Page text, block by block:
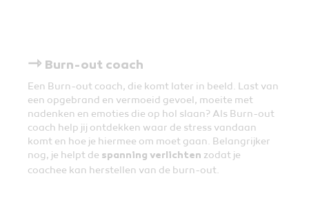
⇾ Burn-out coach
Een Burn-out coach, die komt later in beeld. Last van
een opgebrand en vermoeid gevoel, moeite met
nadenken en emoties die op hol slaan? Als Burn-out
coach help jij ontdekken waar de stress vandaan
komt en hoe je hiermee om moet gaan. Belangrijker
nog, je helpt de spanning verlichten zodat je
coachee kan herstellen van de burn-out.